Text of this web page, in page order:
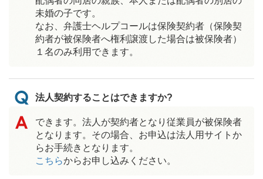
未婚の子です。
なお、弁護士ヘルプコールは保険契約者（保険契
約者が被保険者へ権利譲渡した場合は被保険者）
１名のみ利用できます。
法人契約することはできますか?
できます。法人が契約者となり従業員が被保険者
となります。その場合、お申込は法人用サイトか
らお手続きとなります。
こちらからお申し込みください。